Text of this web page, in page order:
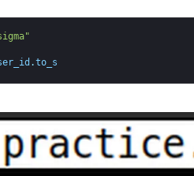
.to_s